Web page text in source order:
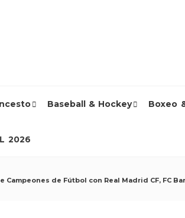
Baseball & Hockey Boxeo
2026
Campeones de Fútbol con Real Madrid CF, FC